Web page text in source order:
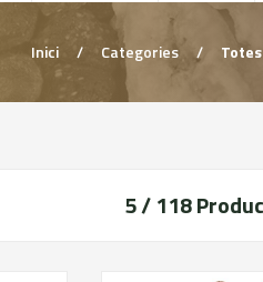
Plat a taula
Inici / Categories /
5 / 118